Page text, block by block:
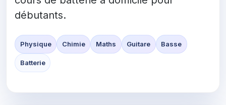
débutants.
Physique Chimie Maths Guitare Basse
Batterie